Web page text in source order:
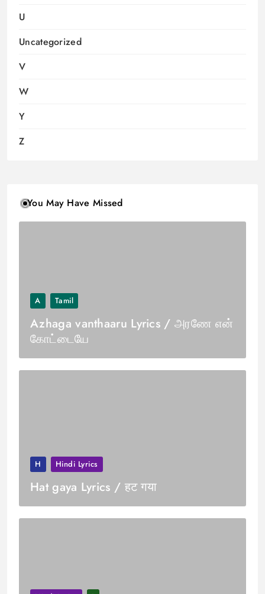
U
Uncategorized
V
W
Y
Z
You May Have Missed
A Tamil
Azhaga vanthaaru Lyrics / அரணே என்
கோட்டையே
H Hindi Lyrics
Hat gaya Lyrics / हट गया